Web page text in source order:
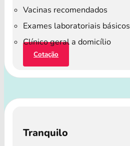
Vacinas recomendados
Exames laboratoriais básicos
Clínico geral a domicílio
Cotação
Tranquilo